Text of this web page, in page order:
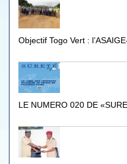
Objectif Togo Vert :
LE NUMERO 020 DE